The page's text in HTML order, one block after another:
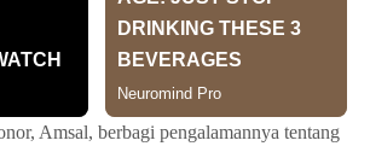
Amsal, berbagi pengalamannya tentang